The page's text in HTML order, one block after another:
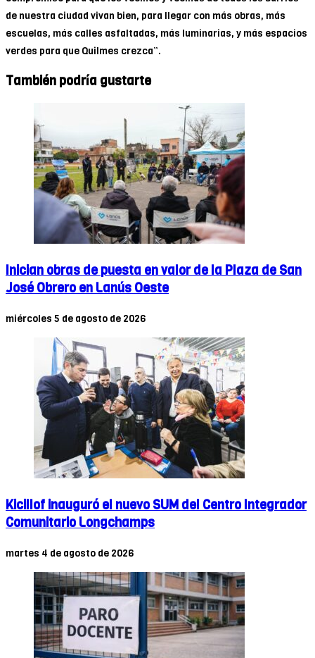
de nuestra ciudad vivan bien, para llegar con más obras, más
escuelas, más calles asfaltadas, más luminarias, y más espacios
verdes para que Quilmes crezca”.
También podría gustarte
Inician obras de puesta en valor de la Plaza de San
José Obrero en Lanús Oeste
miércoles 5 de agosto de 2026
Kicillof inauguró el nuevo SUM del Centro Integrador
Comunitario Longchamps
martes 4 de agosto de 2026